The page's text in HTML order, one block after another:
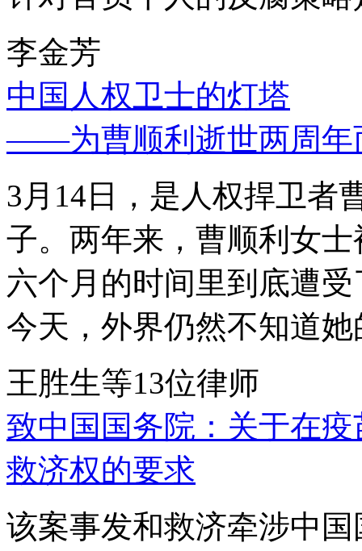
李金芳
中国人权卫士的灯塔
——为曹顺利逝世两周年
3月14日，是人权捍卫者
子。两年来，曹顺利女
六个月的时间里到底遭
今天，外界仍然不知道
王胜生等13位律师
致中国国务院：关于在
救济权的要求
该案事发和救济牵涉中